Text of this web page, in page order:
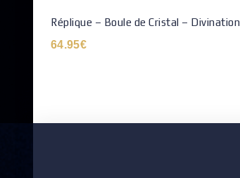
Réplique – Boule de Cristal – Divination
64.95€